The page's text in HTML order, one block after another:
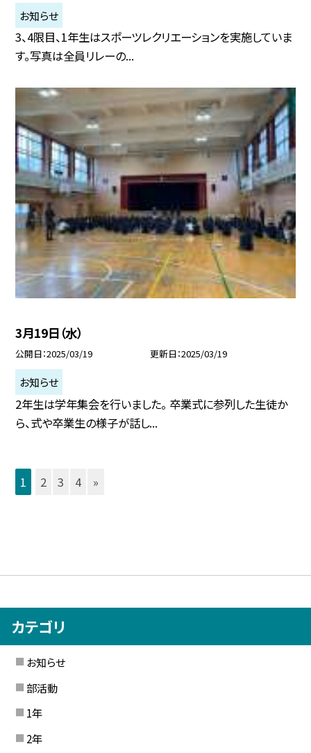
お知らせ
3、4限目、1年生はスポーツレクリエーションを実施していま
す。写真は全員リレーの...
3月19日（水）
公開日 2025/03/19 更新日 2025/03/19
お知らせ
2年生は学年集会を行いました。 卒業式に参列した生徒か
ら、式や卒業生の様子が話し...
1 2 3 4 »
カテゴリ
お知らせ
部活動
1年
2年